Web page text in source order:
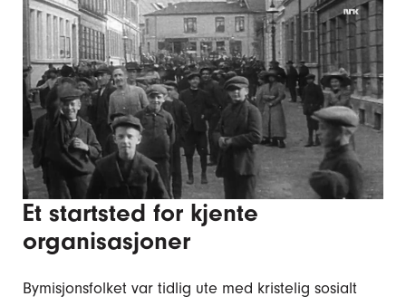
Et startsted for kjente
organisasjoner
Bymisjonsfolket var tidlig ute med kristelig sosialt